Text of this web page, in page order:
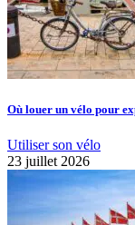
Où louer un vélo pour
Utiliser son vélo
23 juillet 2026